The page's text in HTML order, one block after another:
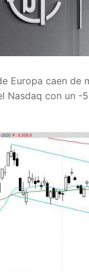
Europa caen de
Nasdaq con un -